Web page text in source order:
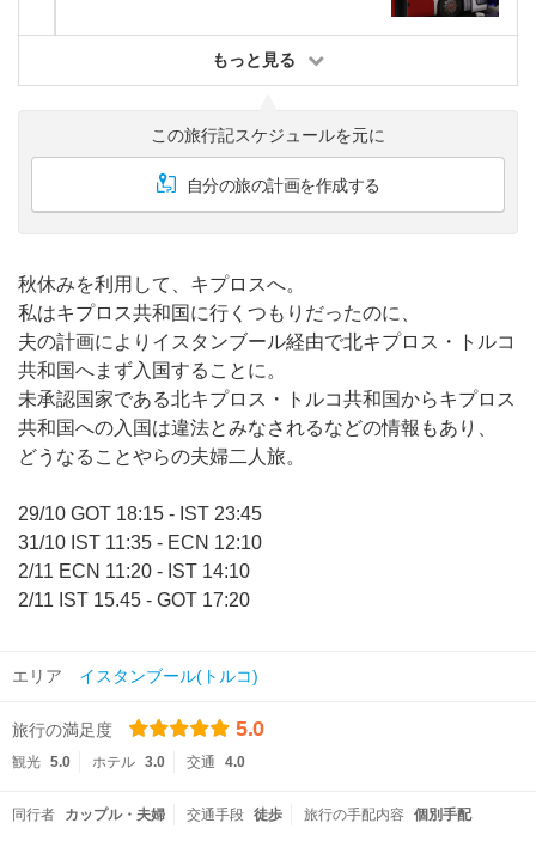
もっと見る
この旅行記スケジュールを元に
自分の旅の計画を作成する
秋休みを利用して、キプロスへ。
私はキプロス共和国に行くつもりだったのに、
夫の計画によりイスタンブール経由で北キプロス・トルコ
共和国へまず入国することに。
未承認国家である北キプロス・トルコ共和国からキプロス
共和国への入国は違法とみなされるなどの情報もあり、
どうなることやらの夫婦二人旅。
29/10 GOT 18:15 - IST 23:45
31/10 IST 11:35 - ECN 12:10
2/11 ECN 11:20 - IST 14:10
2/11 IST 15.45 - GOT 17:20
エリア イスタンブール(トルコ)
旅行の満足度 5.0
観光 5.0 ホテル 3.0 交通 4.0
同行者 カップル・夫婦 交通手段 徒歩 旅行の手配内容 個別手配